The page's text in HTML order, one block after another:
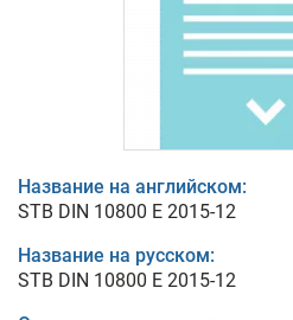
Название на английском:
STB DIN 10800 E 2015-12
Название на русском:
STB DIN 10800 E 2015-12